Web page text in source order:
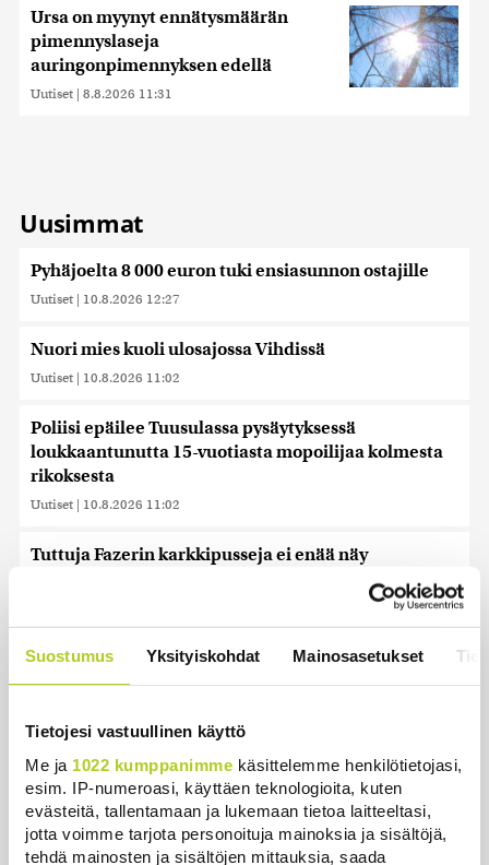
Suostumus Yksityiskohdat Mainosasetukset
Tietojesi vastuullinen käyttö
Me ja 1022 kumppanimme käsittelemme henkilötietojasi,
esim. IP-numeroasi, käyttäen teknologioita, kuten
evästeitä, tallentamaan ja lukemaan tietoa laitteeltasi,
jotta voimme tarjota personoituja mainoksia ja sisältöjä,
tehdä mainosten ja sisältöjen mittauksia, saada
Ursa on myynyt ennätysmäärän
pimennyslaseja
auringonpimennyksen edellä
Uutiset | 8.8.2026 11:31
Uusimmat
Pyhäjoelta 8 000 euron tuki ensiasunnon ostajille
Uutiset | 10.8.2026 12:27
Nuori mies kuoli ulosajossa Vihdissä
Uutiset | 10.8.2026 11:02
Poliisi epäilee Tuusulassa pysäytyksessä
loukkaantunutta 15-vuotiasta mopoilijaa kolmesta
rikoksesta
Uutiset | 10.8.2026 11:02
Tuttuja Fazerin karkkipusseja ei enää näy
Mopoilijan Tuusulassa tieltä kiilannutta poliisia
epäillään kolmesta rikoksesta
Katseet yötaivaalle – tämä on paras hetki nähdä
perseideja
Uutiset | 10.8.2026 9:12